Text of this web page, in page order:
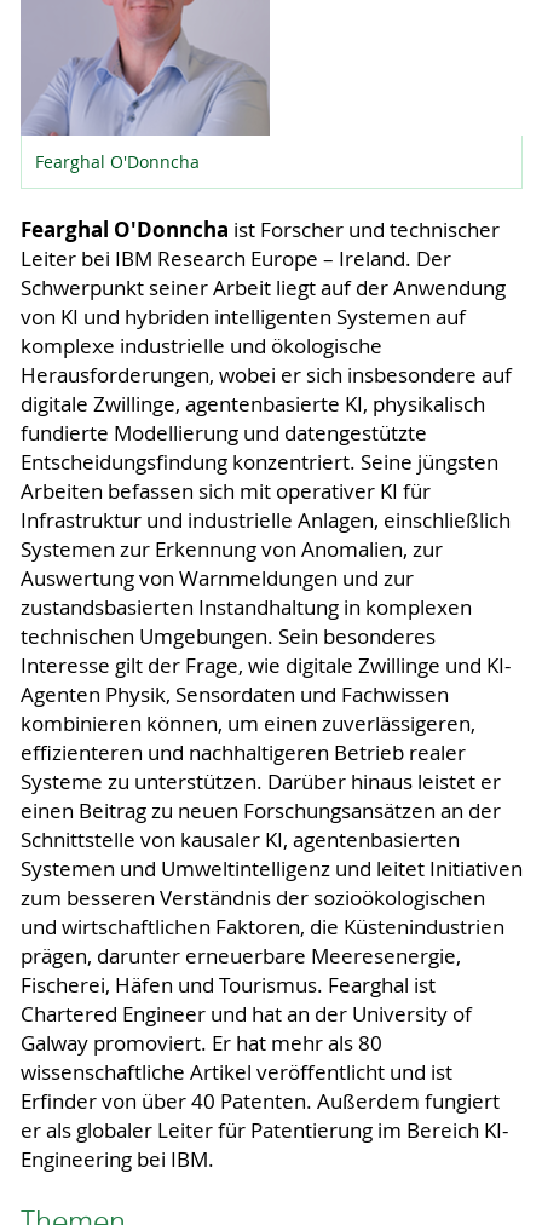
Fearghal O'Donncha
Fearghal O'Donncha ist Forscher und technischer
Leiter bei IBM Research Europe – Ireland. Der
Schwerpunkt seiner Arbeit liegt auf der Anwendung
von KI und hybriden intelligenten Systemen auf
komplexe industrielle und ökologische
Herausforderungen, wobei er sich insbesondere auf
digitale Zwillinge, agentenbasierte KI, physikalisch
fundierte Modellierung und datengestützte
Entscheidungsfindung konzentriert. Seine jüngsten
Arbeiten befassen sich mit operativer KI für
Infrastruktur und industrielle Anlagen, einschließlich
Systemen zur Erkennung von Anomalien, zur
Auswertung von Warnmeldungen und zur
zustandsbasierten Instandhaltung in komplexen
technischen Umgebungen. Sein besonderes
Interesse gilt der Frage, wie digitale Zwillinge und KI-
Agenten Physik, Sensordaten und Fachwissen
kombinieren können, um einen zuverlässigeren,
effizienteren und nachhaltigeren Betrieb realer
Systeme zu unterstützen. Darüber hinaus leistet er
einen Beitrag zu neuen Forschungsansätzen an der
Schnittstelle von kausaler KI, agentenbasierten
Systemen und Umweltintelligenz und leitet Initiativen
zum besseren Verständnis der sozioökologischen
und wirtschaftlichen Faktoren, die Küstenindustrien
prägen, darunter erneuerbare Meeresenergie,
Fischerei, Häfen und Tourismus. Fearghal ist
Chartered Engineer und hat an der University of
Galway promoviert. Er hat mehr als 80
wissenschaftliche Artikel veröffentlicht und ist
Erfinder von über 40 Patenten. Außerdem fungiert
er als globaler Leiter für Patentierung im Bereich KI-
Engineering bei IBM.